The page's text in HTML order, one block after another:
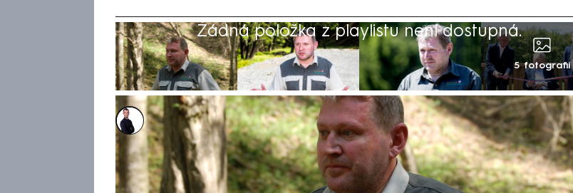
Žádná položka z playlistu není dostupná.
5 fotografií
Václav Černý
17. úno 2025, 08:43
Ve věku 57 let zemřel bývalý ředitel Lesní správy Lány Miloš Balák.
Informoval o tom web iDnes.cz, kterému to měly potvrdit dva